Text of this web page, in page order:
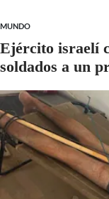
MUNDO
Ejército israelí
soldados a un